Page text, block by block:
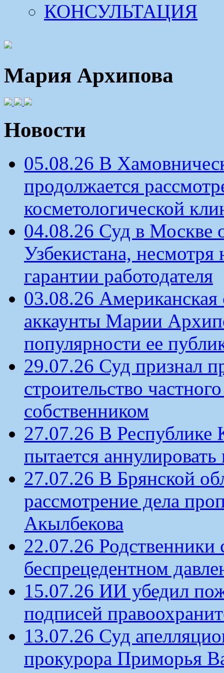
КОНСУЛЬТАЦИЯ
Мария Архипова
Новости
05.08.26 В
продолжается
косметологической
04.08.26 Суд в Москве
Узбекистана,
гарантии работодателя
03.08.26 Американская
аккаунты Марии
популярности ее
29.07.26 Суд признал
строительство
собственником
27.07.26 В
пытается аннулировать
27.07.26 В Брянской
рассмотрение дела
Акылбекова
22.07.26
беспрецедентном
15.07.26 ИИ убедил
подписей
13.07.26 Суд
прокурора Приморья